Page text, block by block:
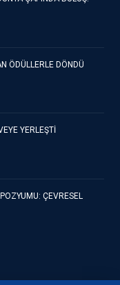
ÖDÜLLERLE DÖNDÜ
YERLEŞTİ
ÇEVRESEL